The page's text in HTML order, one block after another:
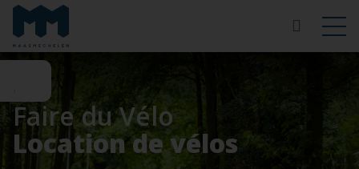
Faire du Vélo
Location de vélos